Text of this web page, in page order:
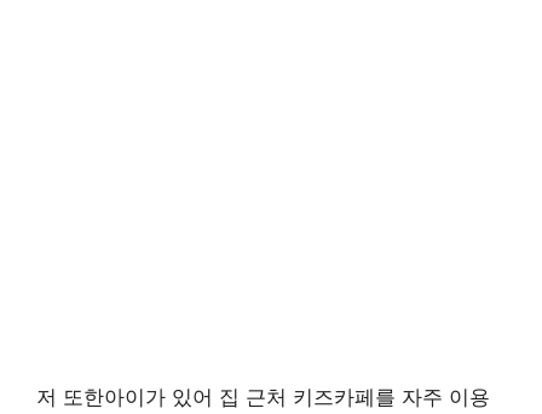
저 또한아이가 있어 집 근처 키즈카페를 자주 이용